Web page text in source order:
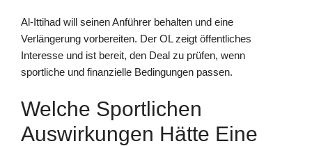
Al-Ittihad will seinen Anführer behalten und eine
Verlängerung vorbereiten. Der OL zeigt öffentliches
Interesse und ist bereit, den Deal zu prüfen, wenn
sportliche und finanzielle Bedingungen passen.
Welche Sportlichen
Auswirkungen Hätte Eine